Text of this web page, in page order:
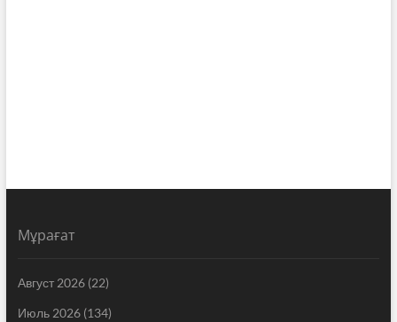
Мұрағат
Август 2026(22)
Июль 2026(134)